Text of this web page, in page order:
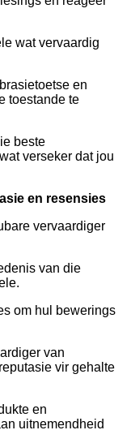
wat vervaardig
en
toestande te
beste
verseker dat jou
en resensies
vervaardiger
van die
om hul bewerings
van
vir gehalte
en
uitnemendheid